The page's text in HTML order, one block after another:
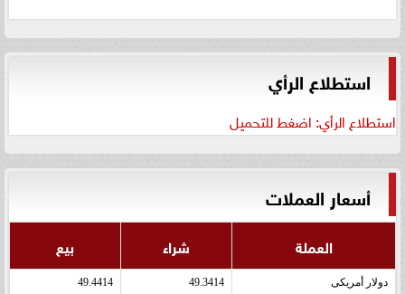
استطلاع الرأي
استطلاع الرأي: اضغط للتحميل
أسعار العملات
العملة شراء بيع
دولار أمريكى 49.3414
49.4414